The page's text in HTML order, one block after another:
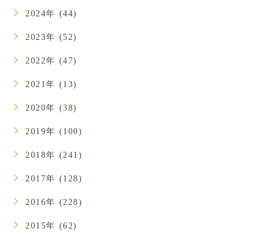
2024年 (44)
2023年 (52)
2022年 (47)
2021年 (13)
2020年 (38)
2019年 (100)
2018年 (241)
2017年 (128)
2016年 (228)
2015年 (62)